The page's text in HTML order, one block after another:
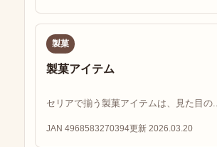
製菓
製菓アイテム
セリアで揃う製菓アイテムは、見た目の...
JAN 4968583270394更新 2026.03.20